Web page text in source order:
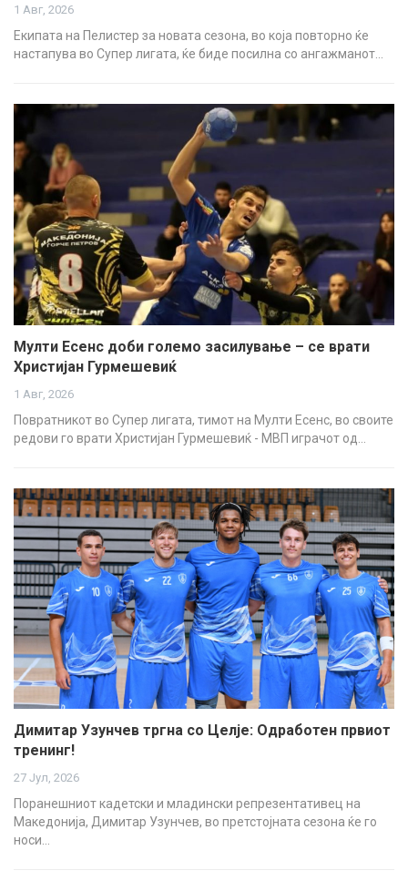
1 Авг, 2026
Екипата на Пелистер за новата сезона, во која повторно ќе
настапува во Супер лигата, ќе биде посилна со ангажманот…
Мулти Есенс доби големо засилување – се врати
Христијан Гурмешевиќ
1 Авг, 2026
Повратникот во Супер лигата, тимот на Мулти Есенс, во своите
редови го врати Христијан Гурмешевиќ - МВП играчот од…
Димитар Узунчев тргна со Целје: Одработен првиот
тренинг!
27 Јул, 2026
Поранешниот кадетски и младински репрезентативец на
Македонија, Димитар Узунчев, во претстојната сезона ќе го
носи…